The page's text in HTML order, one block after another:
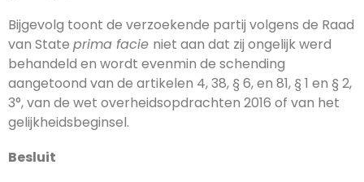
Bijgevolg toont de verzoekende partij volgens de Raad
van State prima facie niet aan dat zij ongelijk werd
behandeld en wordt evenmin de schending
aangetoond van de artikelen 4, 38, § 6, en 81, § 1 en § 2,
3°, van de wet overheidsopdrachten 2016 of van het
gelijkheidsbeginsel.
Besluit